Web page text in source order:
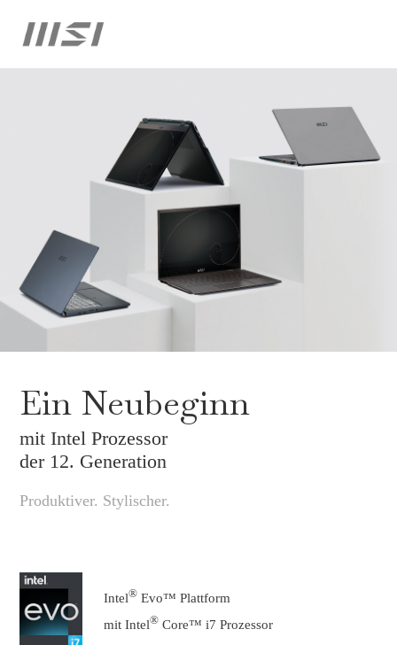
Ein Neubeginn
mit Intel Prozessor
der 12. Generation
Produktiver. Stylischer.
Intel® Evo™ Plattform
mit Intel® Core™ i7 Prozessor